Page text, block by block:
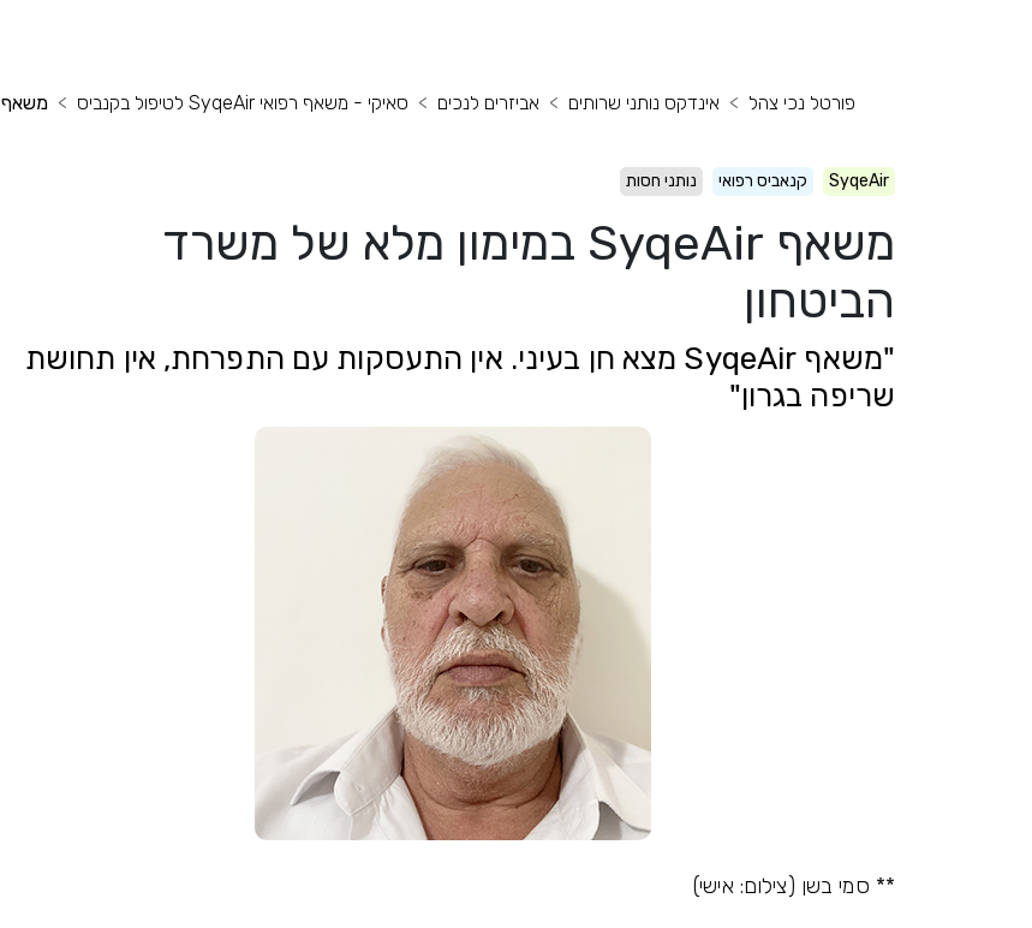
פורטל נכי צהל אינדקס נותני שרותים אביזרים לנכים סאיקי - משאף רפואי SyqeAir לטיפול בקנביס משאף SyqeAir במימון מלא של משרד הביטחון
SyqeAir קנאביס רפואי נותני חסות
משאף SyqeAir במימון מלא של משרד
הביטחון
"משאף SyqeAir מצא חן בעיני. אין התעסקות עם התפרחת, אין תחושת
שריפה בגרון"
** סמי בשן (צילום: אישי)